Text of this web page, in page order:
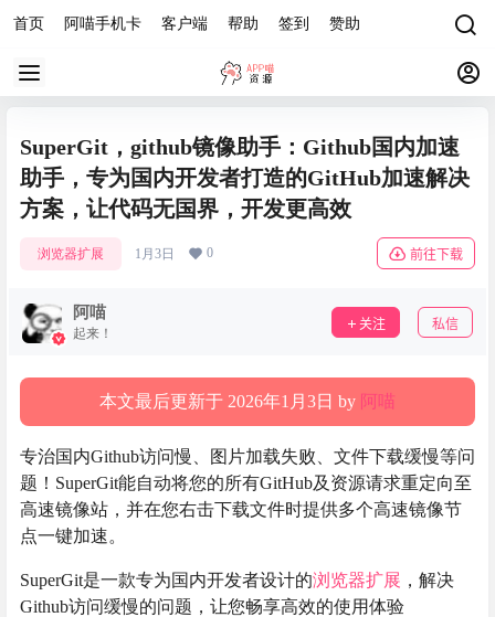
首页 阿喵手机卡 客户端 帮助 签到 赞助
SuperGit，github镜像助手：Github国内加速
助手，专为国内开发者打造的GitHub加速解决
方案，让代码无国界，开发更高效
浏览器扩展 1月3日 0 前往下载
阿喵
起来！
关注 私信
本文最后更新于 2026年1月3日 by 阿喵
专治国内Github访问慢、图片加载失败、文件下载缓慢等问
题！SuperGit能自动将您的所有GitHub及资源请求重定向至
高速镜像站，并在您右击下载文件时提供多个高速镜像节
点一键加速。
SuperGit是一款专为国内开发者设计的浏览器扩展 ，解决
Github访问缓慢的问题，让您畅享高效的使用体验